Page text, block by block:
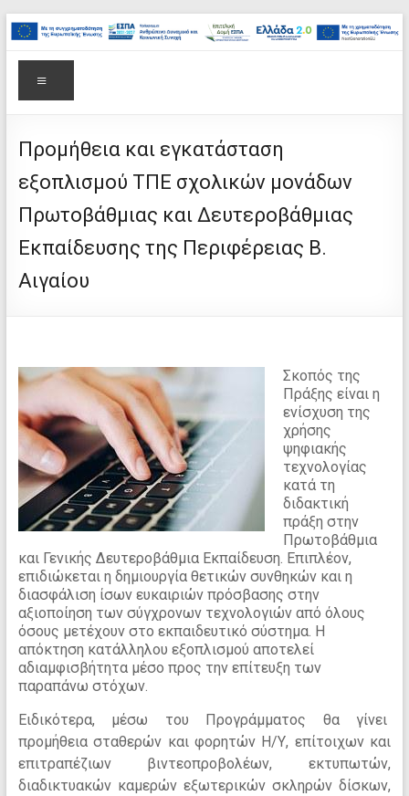
στο
περιεχόμενο
Μετάβαση
στο
περιεχόμενο
Επιτελική
Δομή
Υπουργείου
Παιδείας,
Θρησκευμάτων
και
Αθλητισμού
Προμήθεια και εγκατάσταση
εξοπλισμού ΤΠΕ σχολικών μονάδων
Πρωτοβάθμιας και Δευτεροβάθμιας
Εκπαίδευσης της Περιφέρειας Β.
Αιγαίου
Σκοπός της
Πράξης είναι η
ενίσχυση της
χρήσης
ψηφιακής
τεχνολογίας
κατά τη
διδακτική
πράξη στην
Πρωτοβάθμια
και Γενικής Δευτεροβάθμια Εκπαίδευση. Επιπλέον,
επιδιώκεται η δημιουργία θετικών συνθηκών και η
διασφάλιση ίσων ευκαιριών πρόσβασης στην
αξιοποίηση των σύγχρονων τεχνολογιών από όλους
όσους μετέχουν στο εκπαιδευτικό σύστημα. Η
απόκτηση κατάλληλου εξοπλισμού αποτελεί
αδιαμφισβήτητα μέσο προς την επίτευξη των
παραπάνω στόχων.
Ειδικότερα, μέσω του Προγράμματος θα γίνει
προμήθεια σταθερών και φορητών Η/Υ, επίτοιχων και
επιτραπέζιων βιντεοπροβολέων, εκτυπωτών,
διαδικτυακών καμερών εξωτερικών σκληρών δίσκων,